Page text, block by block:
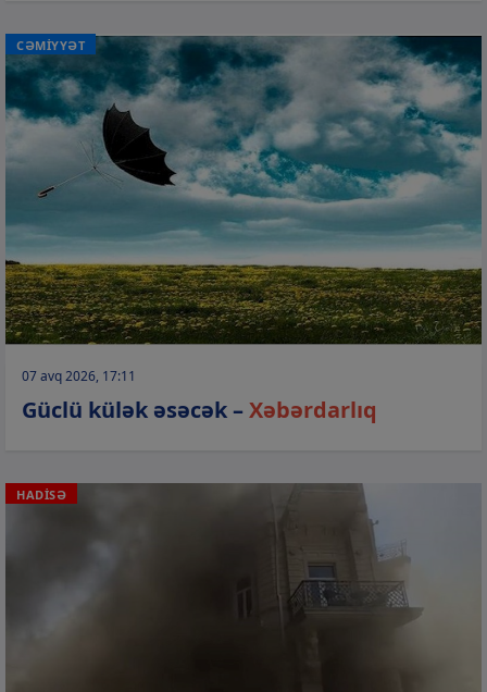
CƏMİYYƏT
07 avq 2026, 17:11
Güclü külək əsəcək –Xəbərdarlıq
HADİSƏ